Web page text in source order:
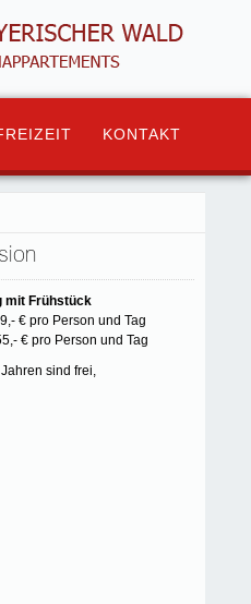
KONTAKT
mit Frühstück
€ pro Person und Tag
€ pro Person und Tag
sind frei,